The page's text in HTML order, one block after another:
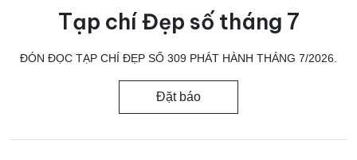
Tạp chí Đẹp số tháng 7
ĐÓN ĐỌC TẠP CHÍ ĐẸP SỐ 309 PHÁT HÀNH THÁNG 7/2026.
Đặt báo